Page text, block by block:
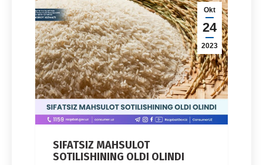
Okt
24
2023
SIFATSIZ MAHSULOT
SOTILISHINING OLDI OLINDI